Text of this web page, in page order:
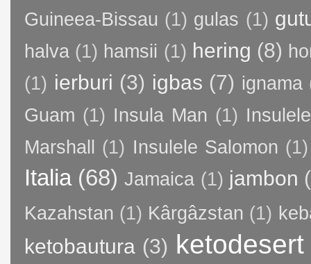
Guineea-Bissau (1) gulas (1)
halva (1) hamsii (1) hering (8)
(1) ierburi (3) igbas (7) ignama
Guam (1) Insula Man (1)
Marshall
(1) Insulele Salomon (1)
Italia (68) Jamaica (1) jambon
Kazahstan (1) Kârgâzstan (1)
ketobautura (3) ketodesert